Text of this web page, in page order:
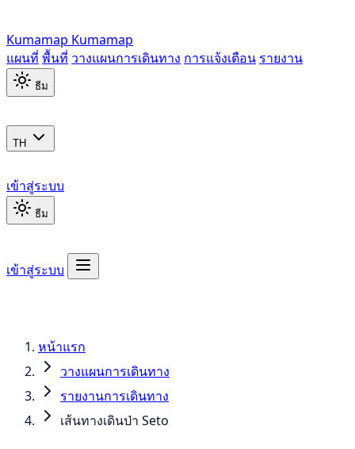
Kumamap Kumamap
แผนที่ พื้นที่ วางแผนการเดินทาง การแจ้งเตือน รายงาน
ธีม
TH
เข้าสู่ระบบ
ธีม
เข้าสู่ระบบ
หน้าแรก
วางแผนการเดินทาง
รายงานการเดินทาง
เส้นทางเดินป่า Seto